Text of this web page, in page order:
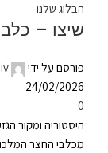
הבלוג שלנו
שיצו –
פורסם על ידי
24/02/2026
0
היסטוריה ומקור
מכלבי החצר